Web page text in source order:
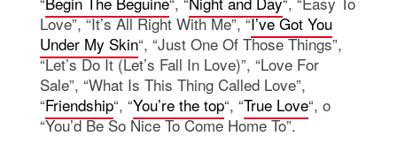
Love”, “It’s All Right With Me”, “I’ve Got You
Under My Skin“, “Just One Of Those Things”,
“Let’s Do It (Let’s Fall In Love)”, “Love For
Sale”, “What Is This Thing Called Love”,
“Friendship“, “You’re the top“, “True Love“, o
“You’d Be So Nice To Come Home To”.